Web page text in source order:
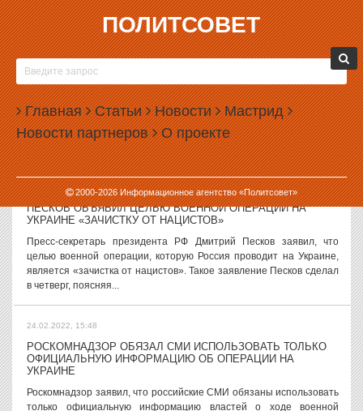
ПОЛИТСОВЕТ
Главная Статьи Новости Мастрид
Новости партнеров О проекте
2000-2026Информационное агентство «Политсовет»
24.02.2022, 17:50
В ЕКАТЕРИНБУРГЕ ЗАДЕРЖАЛИ АКТИВИСТОВ,
ВЫШЕДШИХ НА ПИКЕТЫ
В Екатеринбурге задержано несколько человек, которые вышли в
центр города на пикеты против спецоперации на Украине. Серия
одиночных пикетов началась в Екатеринбурге днем 24 февраля
2022 года....
24.02.2022, 17:03
ПЕСКОВ ОБЪЯВИЛ ЦЕЛЬЮ ВОЕННОЙ ОПЕРАЦИИ НА
УКРАИНЕ «ЗАЧИСТКУ ОТ НАЦИСТОВ»
Пресс-секретарь президента РФ Дмитрий Песков заявил, что
целью военной операции, которую Россия проводит на Украине,
является «зачистка от нацистов». Такое заявление Песков сделал
в четверг, поясняя...
24.02.2022, 15:48
РОСКОМНАДЗОР ОБЯЗАЛ СМИ ИСПОЛЬЗОВАТЬ ТОЛЬКО
ОФИЦИАЛЬНУЮ ИНФОРМАЦИЮ ОБ ОПЕРАЦИИ НА
УКРАИНЕ
Роскомнадзор заявил, что российские СМИ обязаны использовать
только официальную информацию властей о ходе военной